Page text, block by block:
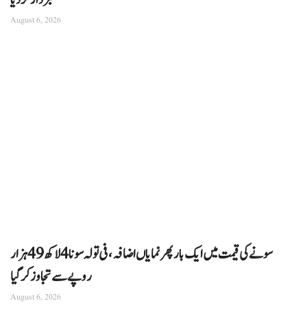
August 6, 2026
سونے کی قیمت میں ایک بار پھر نمایاں اضافہ، فی تولہ سونا 4 لاکھ 49 ہزار
روپے سے تجاوز کرگیا
August 6, 2026